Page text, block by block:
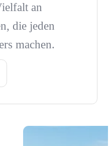
an
die jeden
machen.